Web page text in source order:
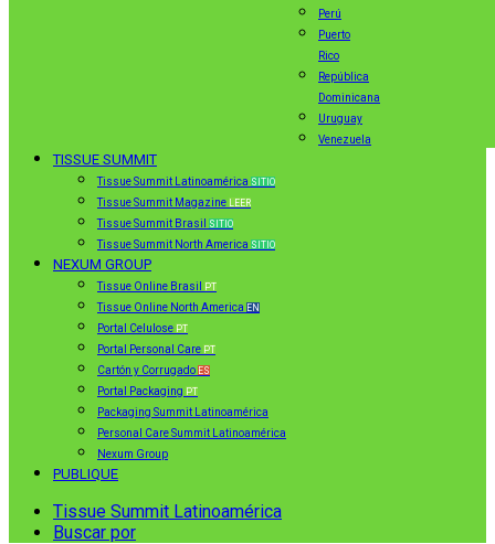
Perú
Puerto
Rico
República
Dominicana
Uruguay
Venezuela
TISSUE SUMMIT
Tissue Summit Latinoamérica SITIO
Tissue Summit Magazine LEER
Tissue Summit Brasil SITIO
Tissue Summit North America SITIO
NEXUM GROUP
Tissue Online Brasil PT
Tissue Online North America EN
Portal Celulose PT
Portal Personal Care PT
Cartón y Corrugado ES
Portal Packaging PT
Packaging Summit Latinoamérica
Personal Care Summit Latinoamérica
Nexum Group
PUBLIQUE
Tissue Summit Latinoamérica
Buscar por